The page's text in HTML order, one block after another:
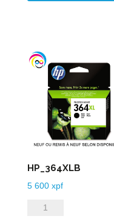
HP_364XLB
5 600 xpf
quantité